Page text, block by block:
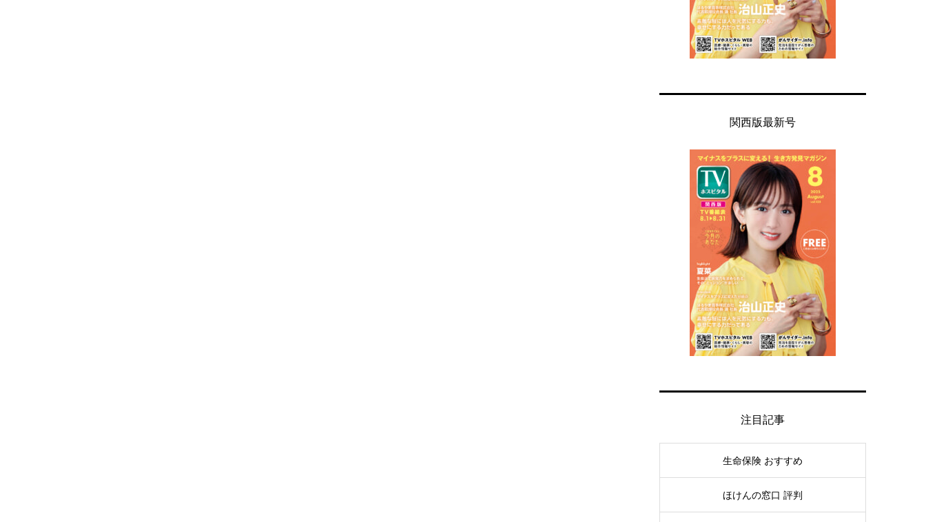
関西版最新号
注目記事
生命保険 おすすめ
ほけんの窓口 評判